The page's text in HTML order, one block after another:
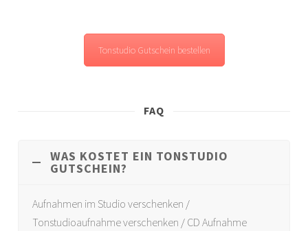
Tonstudio Gutschein bestellen
FAQ
WAS KOSTET EIN TONSTUDIO
GUTSCHEIN?
Aufnahmen im Studio verschenken /
Tonstudioaufnahme verschenken / CD Aufnahme